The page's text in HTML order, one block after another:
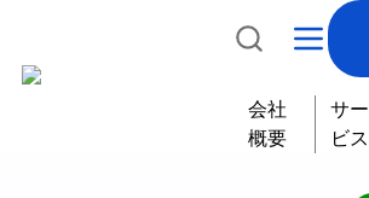
会社
概要
サー
ビス